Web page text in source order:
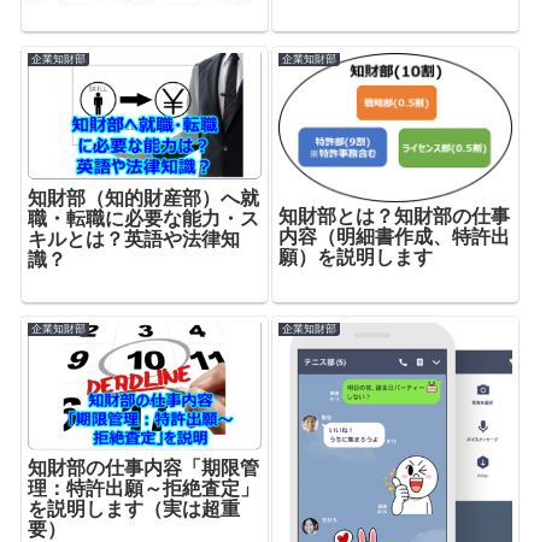
企業知財部
知財部（知的財産部）へ就
職・転職に必要な能力・ス
キルとは？英語や法律知
識？
企業知財部
知財部とは？知財部の仕事
内容（明細書作成、特許出
願）を説明します
企業知財部
知財部の仕事内容「期限管
理：特許出願～拒絶査定」
を説明します（実は超重
要）
企業知財部